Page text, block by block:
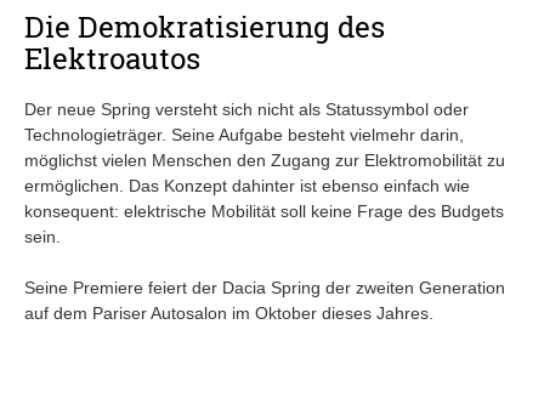
Die Demokratisierung des
Elektroautos
Der neue Spring versteht sich nicht als Statussymbol oder
Technologieträger. Seine Aufgabe besteht vielmehr darin,
möglichst vielen Menschen den Zugang zur Elektromobilität zu
ermöglichen. Das Konzept dahinter ist ebenso einfach wie
konsequent: elektrische Mobilität soll keine Frage des Budgets
sein.
Seine Premiere feiert der Dacia Spring der zweiten Generation
auf dem Pariser Autosalon im Oktober dieses Jahres.